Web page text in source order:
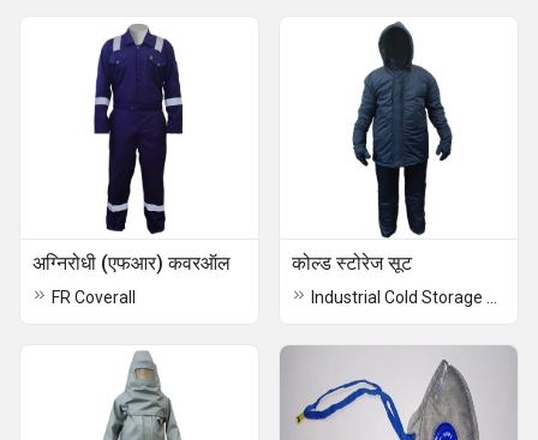
अग्निरोधी (एफआर) कवरऑल
FR Coverall
कोल्ड स्टोरेज सूट